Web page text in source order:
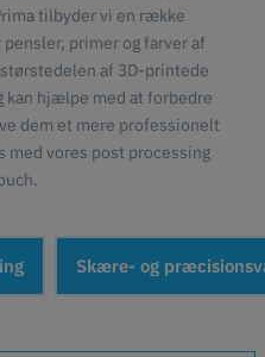
tilbyder vi en række
primer og farver af
af 3D-printede
kan hjælpe med at forbedre
dem et mere professionelt
med vores post processing
Skære- og